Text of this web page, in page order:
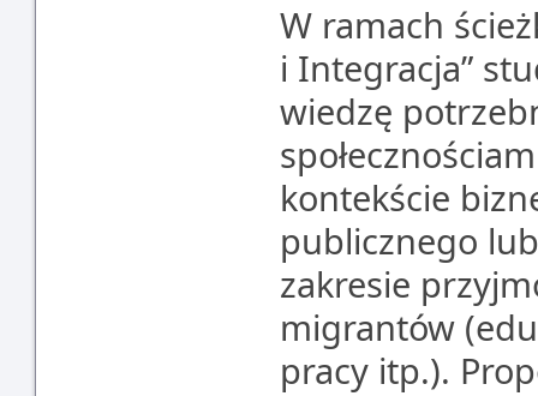
W ramach
i Integracja”
wiedzę
kontekście
publicznego
zakresie
migrantów
pracy itp.).